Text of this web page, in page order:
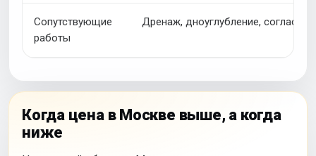
Сопутствующие
работы
Дренаж, дноуглубление,
Когда цена в Москве выше, а когда
ниже